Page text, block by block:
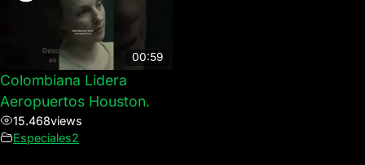
00:59
Colombiana Lidera
Aeropuertos Houston.
15.468views
Especiales2